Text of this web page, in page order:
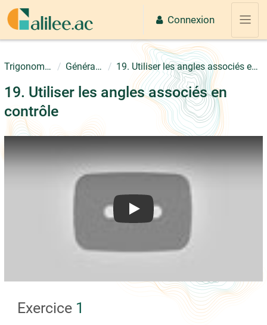
Passer au contenu principal
Connexion
Trigonométrie Généralités 19. Utiliser les angles associés en contrôle
19. Utiliser les angles associés en
contrôle
Exercice 1